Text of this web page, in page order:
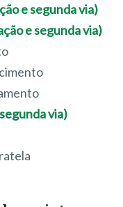
e segunda via)
e segunda via)
via)